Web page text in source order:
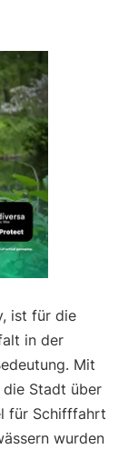
ist für die
in der
Mit
Stadt über
für Schifffahrt
wurden